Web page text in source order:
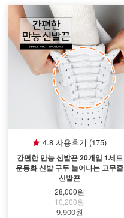
4.8 사용후기 (175)
간편한 만능 신발끈 20개입 1세트
운동화 신발 구두 늘어나는 고무줄
신발끈
28,000원
10,200원
9,900원